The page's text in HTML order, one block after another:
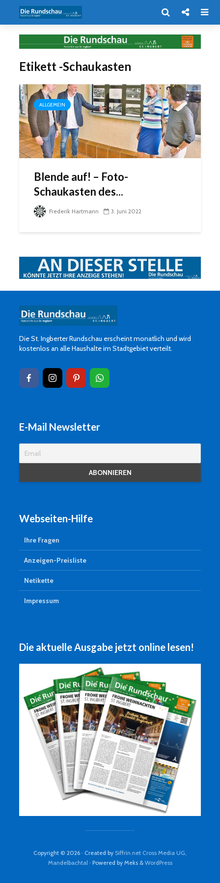
Etikett -Schaukasten
ALLGEMEIN
Blende auf! – Foto-
Schaukasten des...
Frederik Hartmann 3. Juni 2022
Die St. Ingberter Rundschau erscheint monatlich und wird
kostenlos an alle Haushalte im Stadtgebiet verteilt.
E-Mail Newsletter
Webseiten-Hilfe
Ihre Fragen
Anzeigen-Preisliste
Netikette
Impressum
Die aktuelle Ausgabe jetzt online lesen!
Copyright © 2026 · Created by Siffrin.net Cross Media UG,
Mandelbachtal· Powered by Meks & WordPress